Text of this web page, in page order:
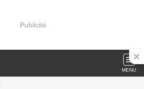
Publicité
MENU